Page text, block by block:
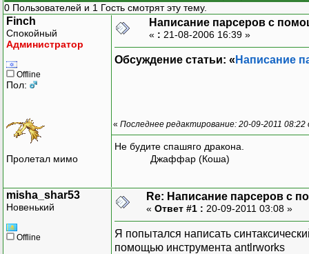
0 Пользователей и 1 Гость смотрят эту тему.
Finch
Спокойный
Администратор
Offline
Пол:
Пролетал мимо
Написание парсеров с
« : 21-08-2006 16:39 »
Обсуждение статьи: « Написание
« Последнее редактирование: 20-09-2011 08:22
Не будите спашяго дракона.
Джаффар (Коша)
misha_shar53
Новенький
Offline
Re: Написание парсеров с
« Ответ #1 : 20-09-2011 03:08 »
Я попытался написать
помощью инструмента antlrworks